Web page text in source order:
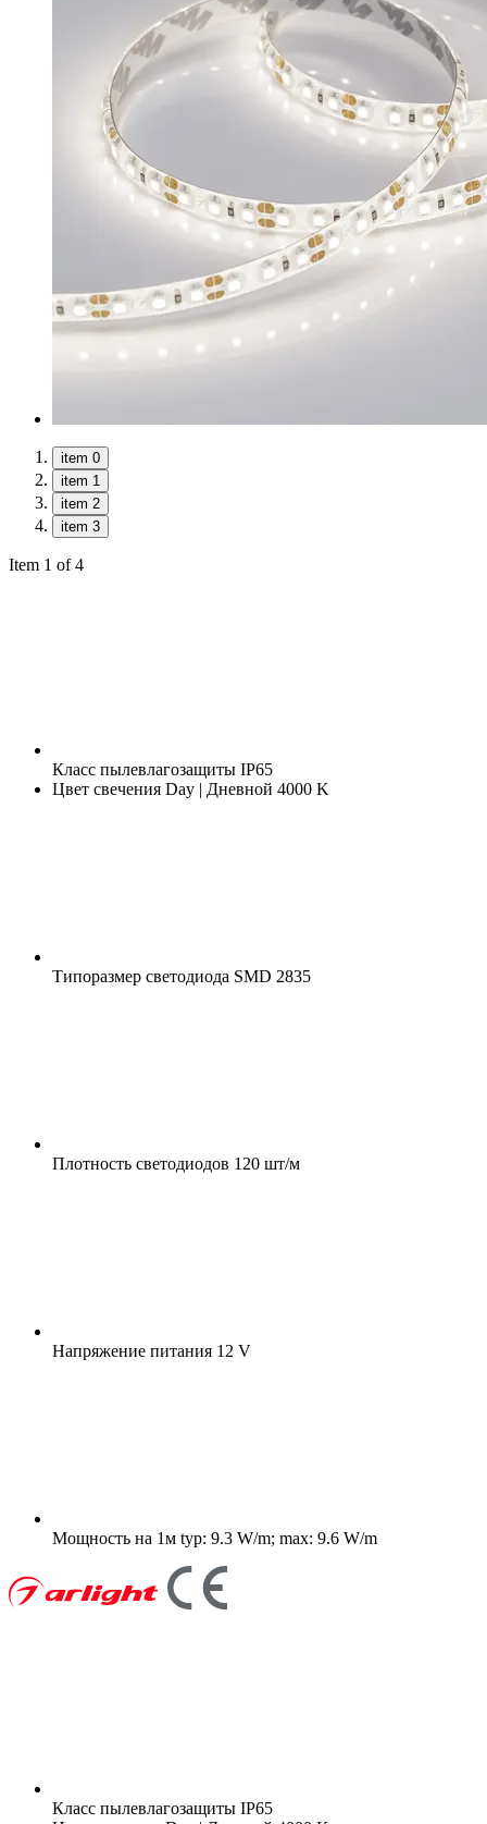
item 0
item 1
item 2
item 3
Item 1 of 4
Класс пылевлагозащиты IP65
Цвет свечения Day | Дневной 4000 K
Типоразмер светодиода SMD 2835
Плотность светодиодов 120 шт/м
Напряжение питания 12 V
Мощность на 1м typ: 9.3 W/m; max: 9.6 W/m
Класс пылевлагозащиты IP65